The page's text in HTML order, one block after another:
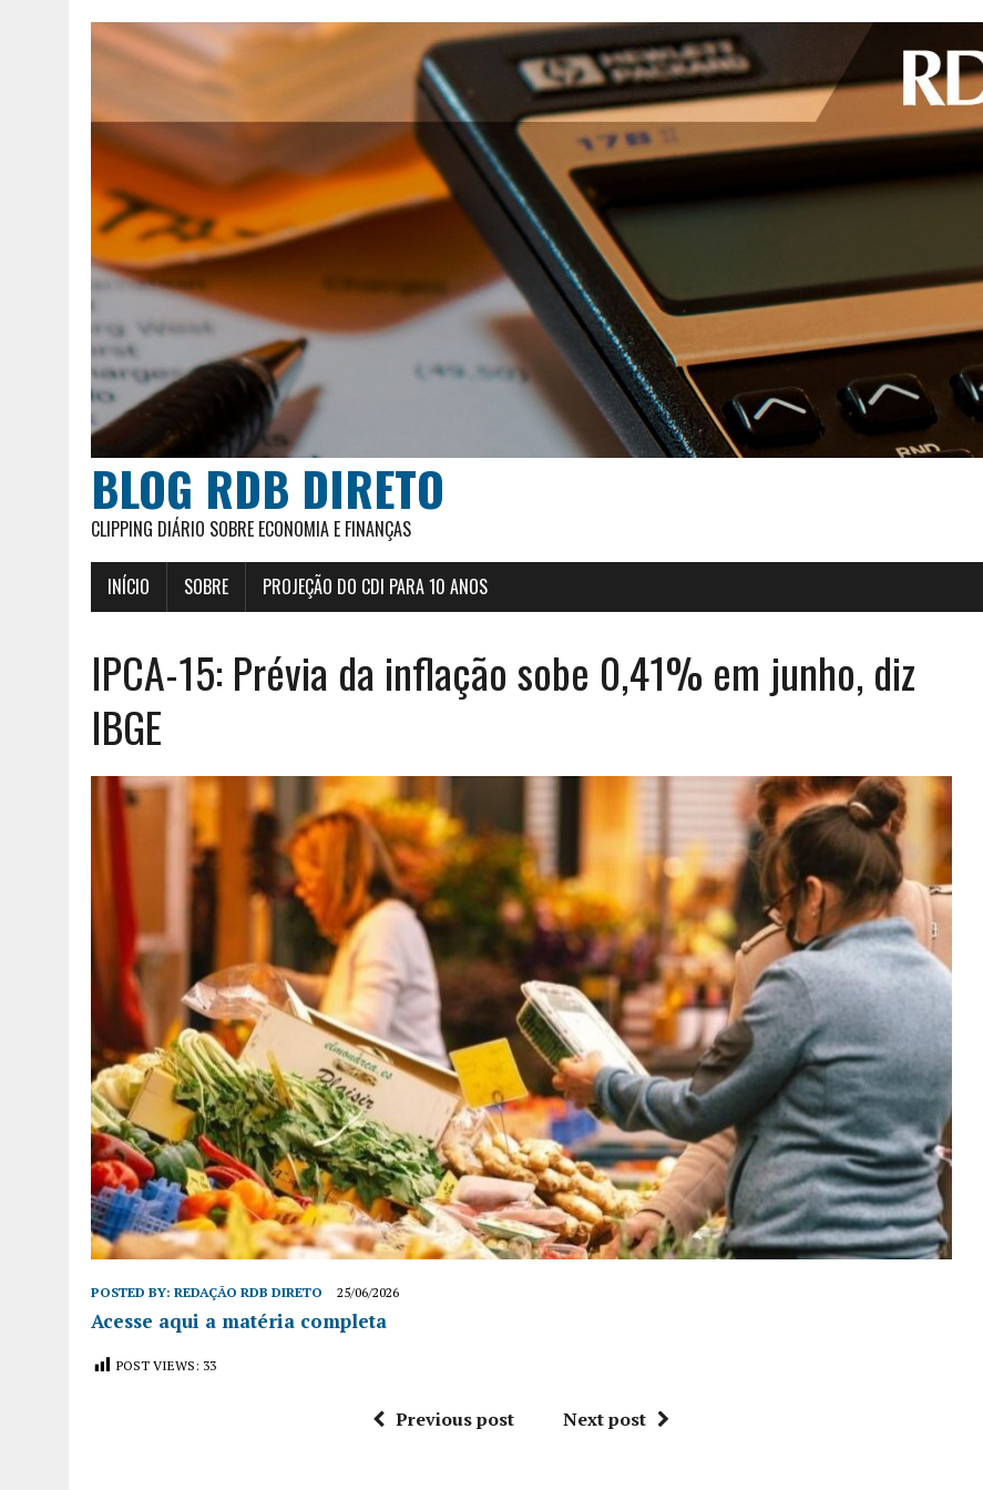
BLOG RDB DIRETO
CLIPPING DIÁRIO SOBRE ECONOMIA E FINANÇAS
INÍCIO SOBRE PROJEÇÃO DO CDI PARA 10 ANOS
IPCA-15: Prévia da inflação sobe 0,41% em junho, diz
IBGE
POSTED BY: REDAÇÃO RDB DIRETO 25/06/2026
Acesse aqui a matéria completa
POST VIEWS: 33
Previous post Next post